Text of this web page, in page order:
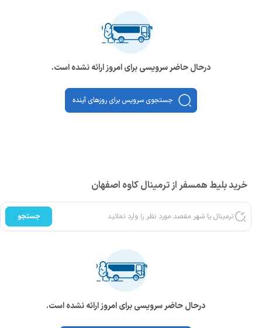
درحال حاضر سرویسی برای امروز ارائه نشده است.
جستجوی سرویس برای روزهای آینده
خرید بلیط همسفر از ترمینال کاوه اصفهان
جستجو
درحال حاضر سرویسی برای امروز ارائه نشده است.